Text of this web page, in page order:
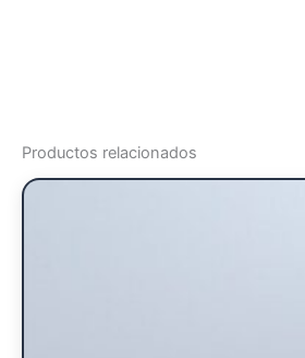
Productos relacionados